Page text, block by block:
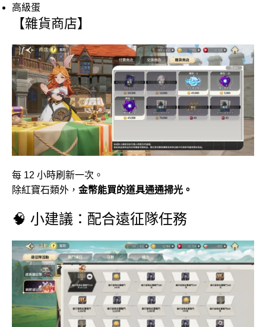
高級蛋
【雜貨商店】
每 12 小時刷新一次。
除紅寶石類外， 金幣能買的道具通通掃光。
🧠 小建議：配合遠征隊任務